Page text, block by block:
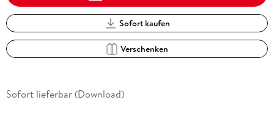
Sofort kaufen
Verschenken
Sofort lieferbar (Download)